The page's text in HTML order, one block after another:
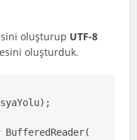
oluşturup UTF-8
oluşturduk.
BufferedReader(